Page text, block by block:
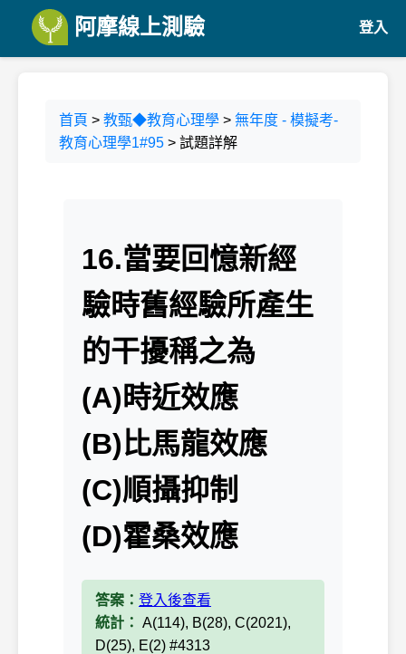
阿摩線上測驗 登入
首頁 > 教甄◆教育心理學 > 無年度 - 模擬考-
教育心理學1#95 > 試題詳解
16.當要回憶新經
驗時舊經驗所產生
的干擾稱之為
(A)時近效應
(B)比馬龍效應
(C)順攝抑制
(D)霍桑效應
答案： 登入後查看
統計： A(114), B(28), C(2021),
D(25), E(2) #4313